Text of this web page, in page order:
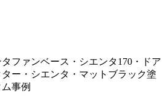
ファンベース・シエンタ170・ドア
ー・シエンタ・マットブラック塗
事例